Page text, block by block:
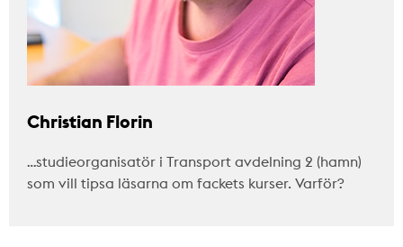
Christian Florin
…studieorganisatör i Transport avdelning 2 (hamn)
som vill tipsa läsarna om fackets kurser. Varför?